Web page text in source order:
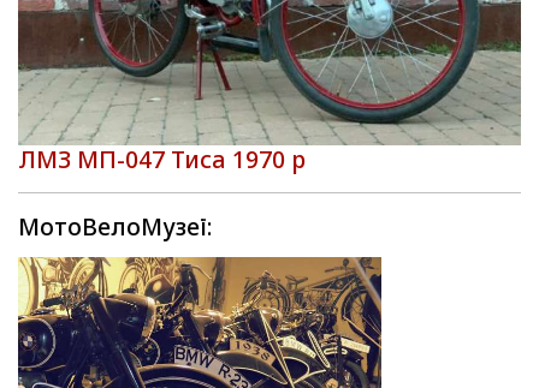
ЛМЗ МП-047 Тиса 1970 р
МотоВелоМузеї: